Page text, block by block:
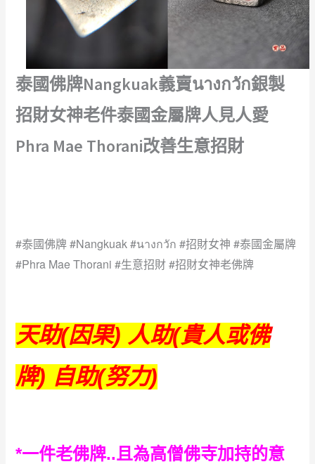
泰國佛牌Nangkuak義賣นางกวัก銀製
招財女神老件泰國金屬牌人見人愛
Phra Mae Thorani改善生意招財
#泰國佛牌 #Nangkuak #นางกวัก #招財女神 #泰國金屬牌
#Phra Mae Thorani #生意招財 #招財女神老佛牌
天助(因果) 人助(貴人或佛
牌) 自助(努力)
*一件老佛牌..且為高僧佛寺加持的意